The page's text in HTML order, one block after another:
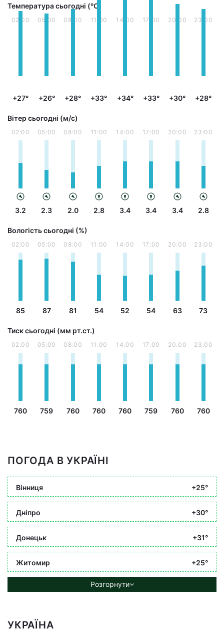
Температура сьогодні (°С)
02:00
+27°
05:00
+26°
08:00
+28°
11:00
+33°
14:00
+34°
17:00
+33°
20:00
+30°
23:00
+28°
Вітер сьогодні (м/с)
02:00
3.2
05:00
2.3
08:00
2.0
11:00
2.8
14:00
3.4
17:00
3.4
20:00
3.4
23:00
2.8
Вологість сьогодні (%)
02:00
85
05:00
87
08:00
81
11:00
54
14:00
52
17:00
54
20:00
63
23:00
73
Тиск сьогодні (мм рт.ст.)
02:00
760
05:00
759
08:00
760
11:00
760
14:00
760
17:00
759
20:00
760
23:00
760
ПОГОДА В УКРАЇНІ
Вінниця +25°
Дніпро +30°
Донецьк +31°
Житомир +25°
Розгорнути
УКРАЇНА